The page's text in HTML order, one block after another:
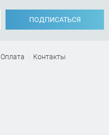
ПОДПИСАТЬСЯ
Оплата
Контакты